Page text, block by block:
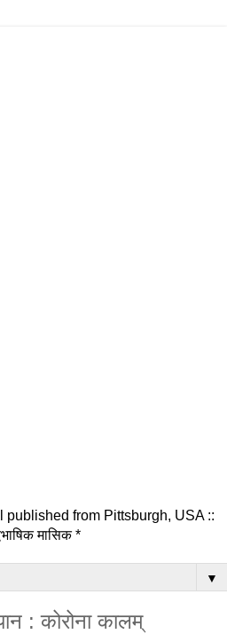
from Pittsburgh, USA ::
मासिक *
▼
: कोरोना कालम्